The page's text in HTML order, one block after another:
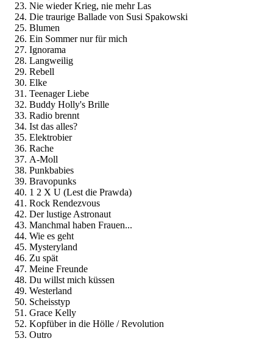
Nie wieder Krieg, nie mehr Las
Die traurige Ballade von Susi Spakowski
Blumen
Ein Sommer nur für mich
Ignorama
Langweilig
Rebell
Elke
Teenager Liebe
Buddy Holly's Brille
Radio brennt
Ist das alles?
Elektrobier
Rache
A-Moll
Punkbabies
Bravopunks
1 2 X U (Lest die Prawda)
Rock Rendezvous
Der lustige Astronaut
Manchmal haben Frauen...
Wie es geht
Mysteryland
Zu spät
Meine Freunde
Du willst mich küssen
Westerland
Scheisstyp
Grace Kelly
Kopfüber in die Hölle / Revolution
Outro